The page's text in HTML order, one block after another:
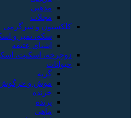
مذهبی
مجلات
کلکسیون و سرگرمی
سکه، تمبر و
اشیای عتیقه
دوچرخه، اسکیت،
حیوانات
گربه
موش و
خزنده
پرنده
ماهی